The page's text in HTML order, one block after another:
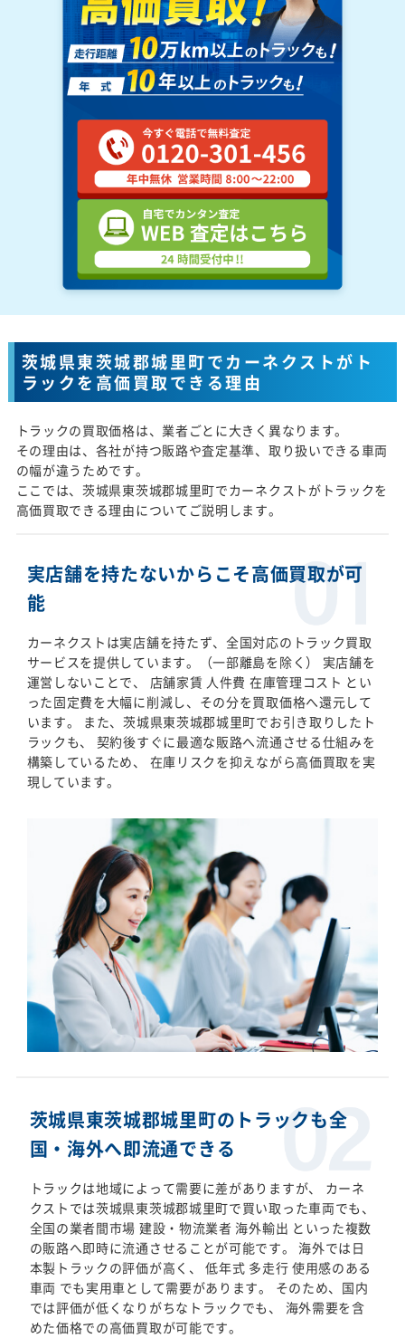
茨城県東茨城郡城里町でカーネクストがト
ラックを高価買取できる理由
トラックの買取価格は、業者ごとに大きく異なります。
その理由は、各社が持つ販路や査定基準、取り扱いできる車両
の幅が違うためです。
ここでは、茨城県東茨城郡城里町でカーネクストがトラックを
高価買取できる理由についてご説明します。
実店舗を持たないからこそ高価買取が可
能
カーネクストは実店舗を持たず、全国対応のトラック買取
サービスを提供しています。（一部離島を除く） 実店舗を
運営しないことで、 店舗家賃 人件費 在庫管理コスト とい
った固定費を大幅に削減し、その分を買取価格へ還元して
います。 また、茨城県東茨城郡城里町でお引き取りしたト
ラックも、 契約後すぐに最適な販路へ流通させる仕組みを
構築しているため、 在庫リスクを抑えながら高価買取を実
現しています。
茨城県東茨城郡城里町のトラックも全
国・海外へ即流通できる
トラックは地域によって需要に差がありますが、 カーネ
クストでは茨城県東茨城郡城里町で買い取った車両でも、
全国の業者間市場 建設・物流業者 海外輸出 といった複数
の販路へ即時に流通させることが可能です。 海外では日
本製トラックの評価が高く、 低年式 多走行 使用感のある
車両 でも実用車として需要があります。 そのため、国内
では評価が低くなりがちなトラックでも、 海外需要を含
めた価格での高価買取が可能です。